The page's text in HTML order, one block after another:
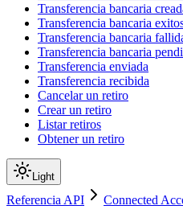
Transferencia bancaria
Transferencia bancaria
Transferencia bancaria
Transferencia bancaria
Transferencia enviada
Transferencia recibida
Cancelar un retiro
Crear un retiro
Listar retiros
Obtener un retiro
Light
Referencia API Connected